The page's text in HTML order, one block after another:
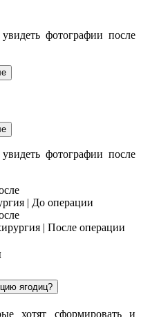
фотографии после
фотографии после
ягодиц?
хотят сформировать и